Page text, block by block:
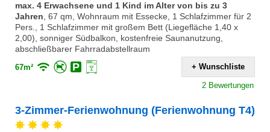
max. 4 Erwachsene und 1 Kind im Alter von bis zu 3
Jahren, 67 qm, Wohnraum mit Essecke, 1 Schlafzimmer für 2
Pers., 1 Schlafzimmer mit großem Bett (Liegefläche 1,40 x
2,00), sonniger Südbalkon, kostenfreie Saunanutzung,
abschließbarer Fahrradabstellraum
67m² + Wunschliste
2 Bewertungen
3-Zimmer-Ferienwohnung (Ferienwohnung T4)